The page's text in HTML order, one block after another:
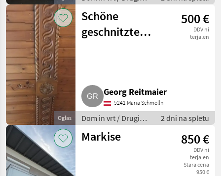
stroji za dom in vrt
Oglas
Schöne
geschnitzte
500 €
DDV ni
terjalen
Georg Reitmaier
5241 Maria Schmolln
Dom in vrt / Drugi
stroji za dom in vrt
2 dni na spletu
Markise 850 €
DDV ni
terjalen
Stara cena
950 €